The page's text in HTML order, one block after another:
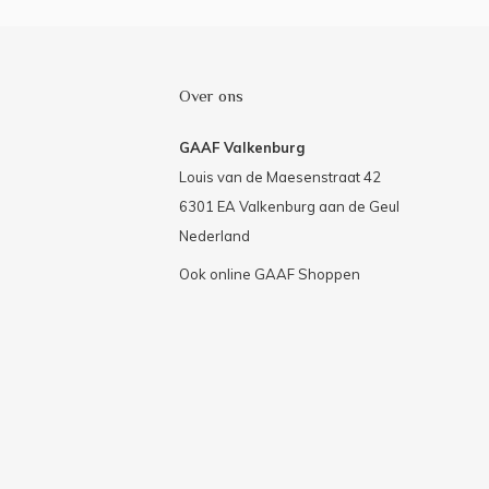
Over ons
GAAF Valkenburg
Louis van de Maesenstraat 42
6301 EA Valkenburg aan de Geul
Nederland
Ook online GAAF Shoppen